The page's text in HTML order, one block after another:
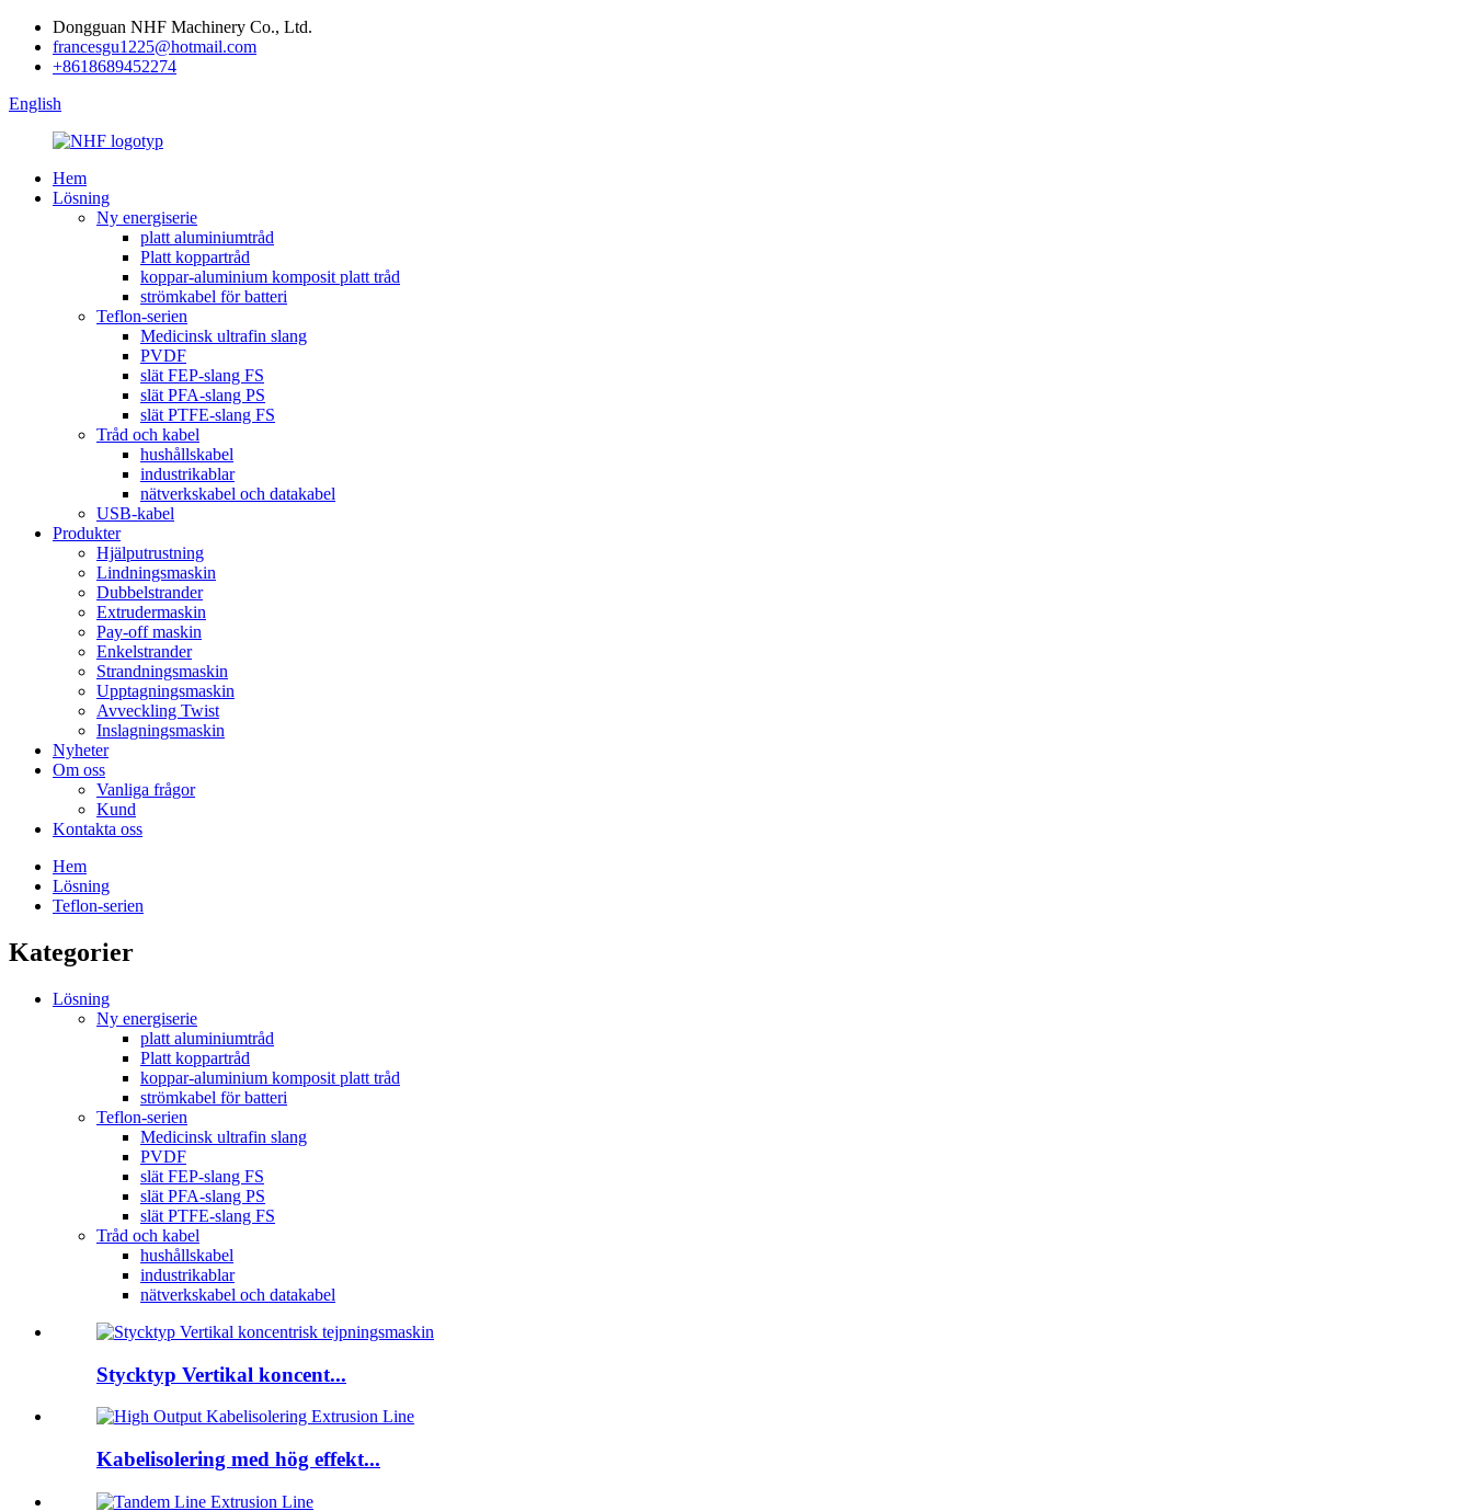
Dongguan NHF Machinery Co., Ltd.
francesgu1225@hotmail.com
+8618689452274
English
Hem
Lösning
Ny energiserie
platt aluminiumtråd
Platt koppartråd
koppar-aluminium komposit platt tråd
strömkabel för batteri
Teflon-serien
Medicinsk ultrafin slang
PVDF
slät FEP-slang FS
slät PFA-slang PS
slät PTFE-slang FS
Tråd och kabel
hushållskabel
industrikablar
nätverkskabel och datakabel
USB-kabel
Produkter
Hjälputrustning
Lindningsmaskin
Dubbelstrander
Extrudermaskin
Pay-off maskin
Enkelstrander
Strandningsmaskin
Upptagningsmaskin
Avveckling Twist
Inslagningsmaskin
Nyheter
Om oss
Vanliga frågor
Kund
Kontakta oss
Hem
Lösning
Teflon-serien
Kategorier
Lösning
Ny energiserie
platt aluminiumtråd
Platt koppartråd
koppar-aluminium komposit platt tråd
strömkabel för batteri
Teflon-serien
Medicinsk ultrafin slang
PVDF
slät FEP-slang FS
slät PFA-slang PS
slät PTFE-slang FS
Tråd och kabel
hushållskabel
industrikablar
nätverkskabel och datakabel
Stycktyp Vertikal koncent...
Kabelisolering med hög effekt...